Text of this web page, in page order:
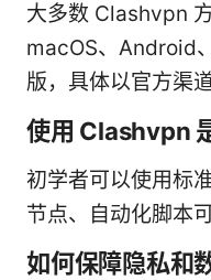
大多数 Clashvpn
macOS、Android
版，具体以官方渠
使用 Clashvpn
初学者可以使用标
节点、自动化脚本
如何保障隐私和